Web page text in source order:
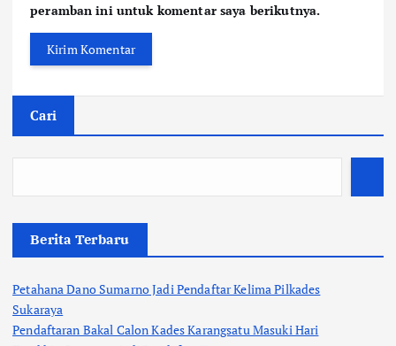
peramban ini untuk komentar saya berikutnya.
Cari
Berita Terbaru
Petahana Dano Sumarno Jadi Pendaftar Kelima Pilkades
Sukaraya
Pendaftaran Bakal Calon Kades Karangsatu Masuki Hari